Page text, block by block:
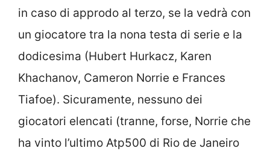
in caso di approdo al terzo, se la vedrà con
un giocatore tra la nona testa di serie e la
dodicesima (Hubert Hurkacz, Karen
Khachanov, Cameron Norrie e Frances
Tiafoe). Sicuramente, nessuno dei
giocatori elencati (tranne, forse, Norrie che
ha vinto l’ultimo Atp500 di Rio de Janeiro